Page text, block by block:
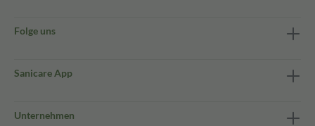
Folge uns
Sanicare App
Unternehmen